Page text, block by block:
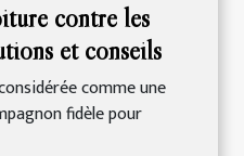
contre les
et conseils
comme une
fidèle pour